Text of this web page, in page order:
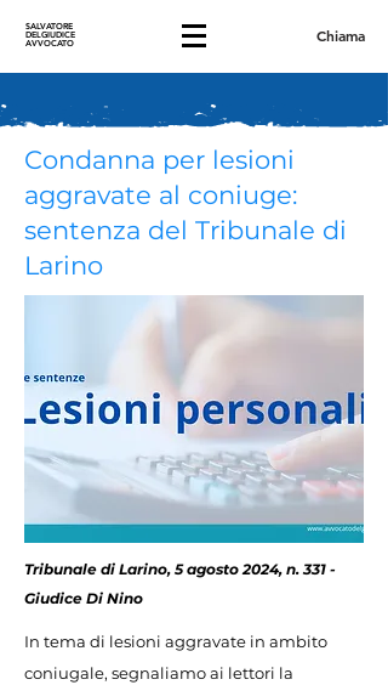
SALVATORE
DELGIUDICE
AVVOCATO Chiama
Condanna per lesioni
aggravate al coniuge:
sentenza del Tribunale di
Larino
Tribunale di Larino, 5 agosto 2024, n. 331 -
Giudice Di Nino
In tema di lesioni aggravate in ambito
coniugale, segnaliamo ai lettori la